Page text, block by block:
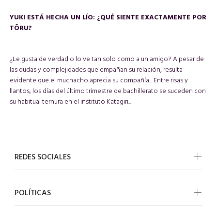
YUKI ESTÁ HECHA UN LÍO: ¿QUÉ SIENTE EXACTAMENTE POR
TÔRU?
¿Le gusta de verdad o lo ve tan solo como a un amigo? A pesar de
las dudas y complejidades que empañan su relación, resulta
evidente que el muchacho aprecia su compañía... Entre risas y
llantos, los días del último trimestre de bachillerato se suceden con
su habitual ternura en el instituto Katagiri...
REDES SOCIALES
POLÍTICAS